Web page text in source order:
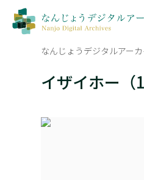
なんじょうデジタルアー
イザイホー（